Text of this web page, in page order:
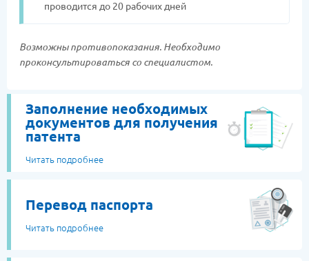
проводится до 20 рабочих дней
Возможны противопоказания. Необходимо
проконсультироваться со специалистом.
Заполнение необходимых
документов для получения
патента
Читать подробнее
Перевод паспорта
Читать подробнее